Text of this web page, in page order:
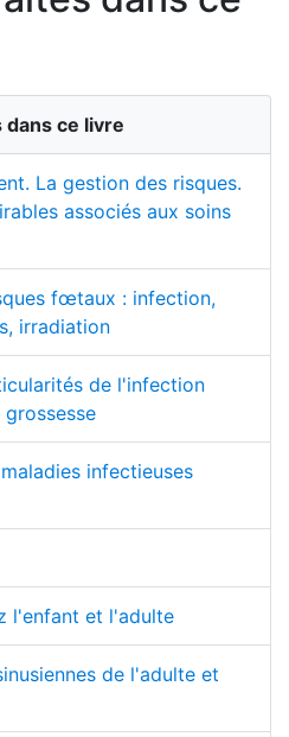
dans ce livre
La gestion des risques.
associés aux soins
fœtaux : infection,
irradiation
de l'infection
infectieuses
l'enfant et l'adulte
de l'adulte et